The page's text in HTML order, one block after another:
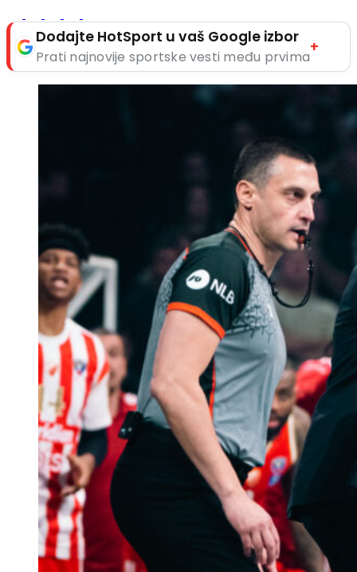
Dodajte HotSport u vaš Google izbor
Prati najnovije sportske vesti među prvima
+